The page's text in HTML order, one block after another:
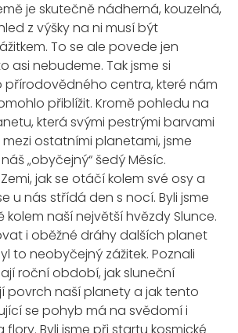
je skutečně nádherná, kouzelná,
z výšky na ni musí být
To se ale povede jen
asi nebudeme. Tak jsme si
přírodovědného centra, které nám
přiblížit. Kromě pohledu na
která svými pestrými barvami
ostatními planetami, jsme
„obyčejný“ šedý Měsíc.
jak se otáčí kolem své osy a
u nás střídá den s nocí. Byli jsme
kolem naší největší hvězdy Slunce.
i oběžné dráhy dalších planet
to neobyčejný zážitek. Poznali
roční období, jak sluneční
povrch naší planety a jak tento
se pohyb má na svědomí i